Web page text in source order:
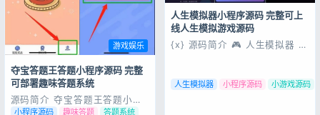
游戏娱乐
夺宝答题王答题小程序源码 完整
可部署趣味答题系统
源码简介 夺宝答题王答题小程
序源码，thinkphp内核开源可
小程序源码 趣味答题 答题系统
人生模拟器小程序源码 完整可上
线人生模拟游戏源码
{x} 源码简介 🎮 人生模拟器 微
杂配置，开箱即用，支持自定义
人生模拟器 小程序源码 小游戏源码